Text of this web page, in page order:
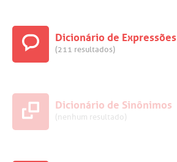
Dicionário de Expressões
(211 resultados)
Dicionário de Sinônimos
(nenhum resultado)